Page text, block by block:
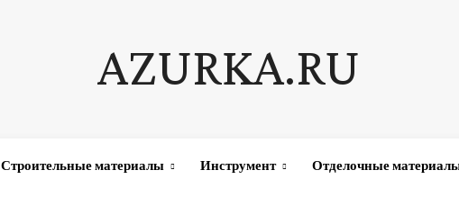
AZURKA.RU
Строительные материалы Инструмент Отделочные